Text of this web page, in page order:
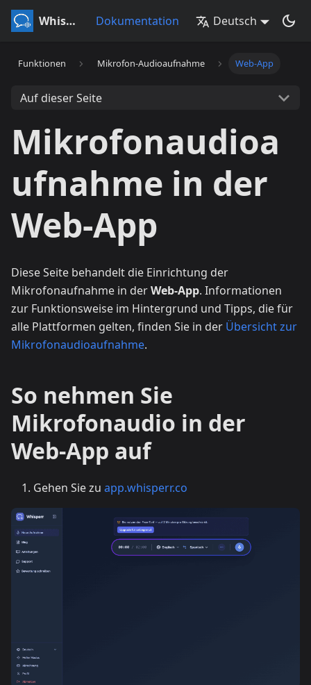
Whisperr Dokumentation Deutsch
Funktionen Mikrofon-Audioaufnahme Web-App
Auf dieser Seite
Mikrofonaudioa
ufnahme in der
Web-App
Diese Seite behandelt die Einrichtung der
Mikrofonaufnahme in derWeb-App. Informationen
zur Funktionsweise im Hintergrund und Tipps, die für
alle Plattformen gelten, finden Sie in der Übersicht zur
Mikrofonaudioaufnahme.
So nehmen Sie
Mikrofonaudio in der
Web-App auf
Gehen Sie zu app.whisperr.co